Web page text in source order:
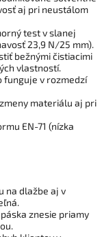
aj pri neustálom
test v slanej
23,9 N/25 mm).
bežnými čistiacimi
vlastností.
funguje v rozmedzí
materiálu aj pri
EN-71 (nízka
na dlažbe aj v
znesie priamy